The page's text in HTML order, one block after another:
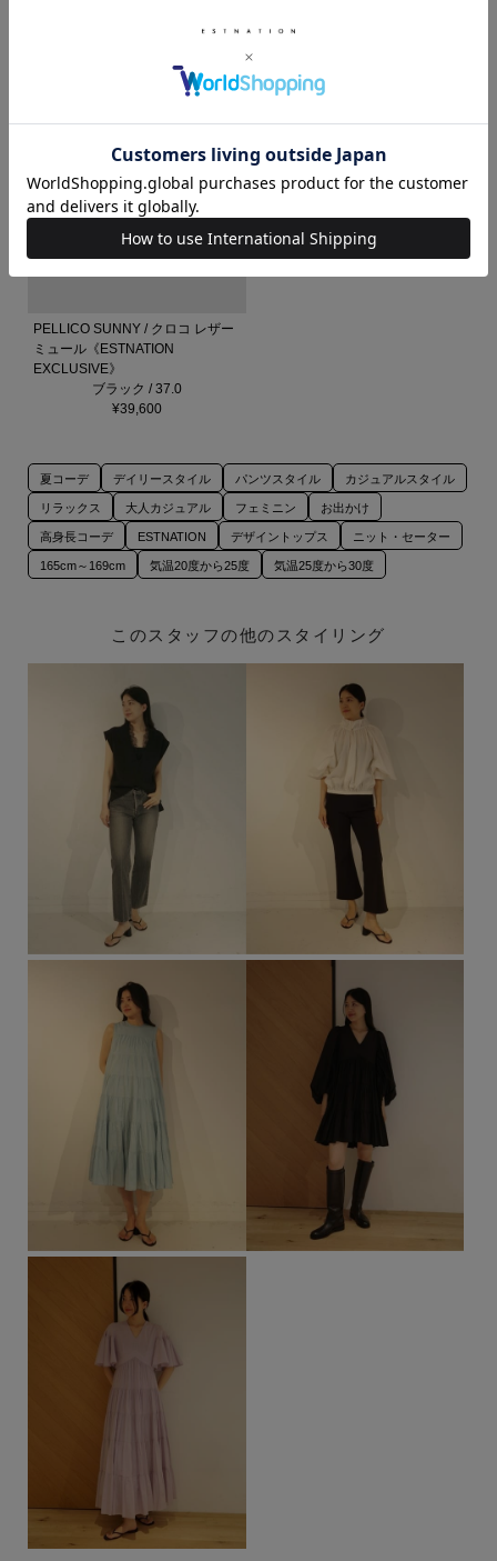
PELLICO SUNNY / クロコ レザー
ミュール《ESTNATION
EXCLUSIVE》
ブラック / 37.0
¥39,600
夏コーデ デイリースタイル パンツスタイル カジュアルスタイル
リラックス 大人カジュアル フェミニン お出かけ
高身長コーデ ESTNATION デザイントップス ニット・セーター
165cm～169cm 気温20度から25度 気温25度から30度
このスタッフの他のスタイリング